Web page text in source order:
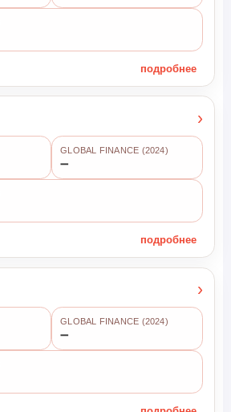
подробнее
›
GLOBAL FINANCE (2024)
➖
подробнее
›
GLOBAL FINANCE (2024)
➖